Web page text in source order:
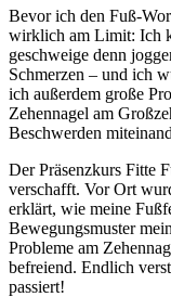
Bevor ich den Fuß-
wirklich am Limit: Ich
geschweige denn
Schmerzen – und ich
ich außerdem große
Zehennagel am
Beschwerden
Der Präsenzkurs Fitte
verschafft. Vor Ort
erklärt, wie meine
Bewegungsmuster
Probleme am
befreiend. Endlich
passiert!